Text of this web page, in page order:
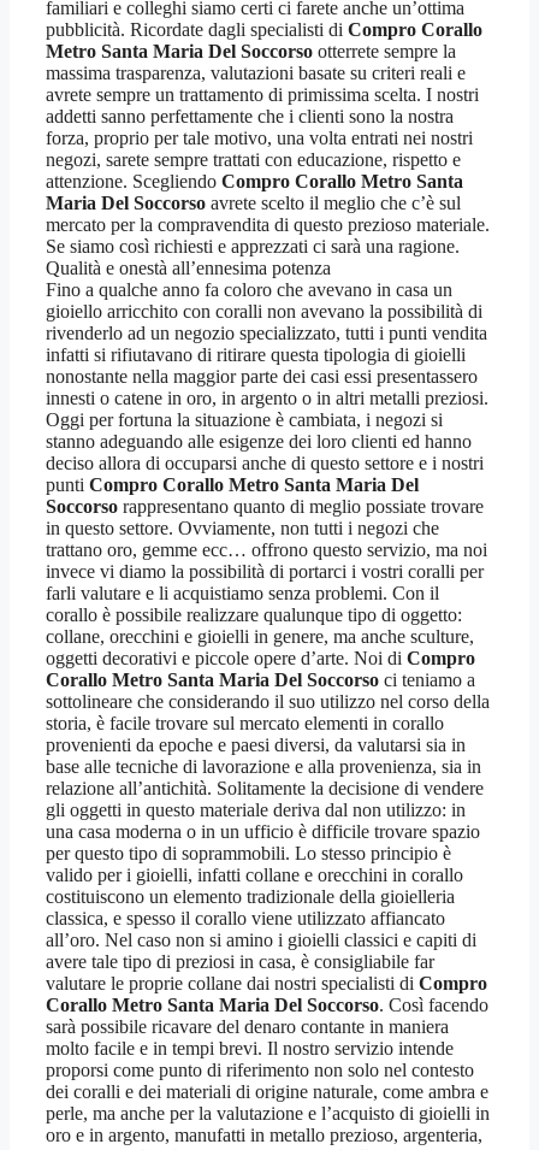
familiari e colleghi siamo certi ci farete anche un’ottima
pubblicità. Ricordate dagli specialisti di Compro Corallo
Metro Santa Maria Del Soccorso otterrete sempre la
massima trasparenza, valutazioni basate su criteri reali e
avrete sempre un trattamento di primissima scelta. I nostri
addetti sanno perfettamente che i clienti sono la nostra
forza, proprio per tale motivo, una volta entrati nei nostri
negozi, sarete sempre trattati con educazione, rispetto e
attenzione. Scegliendo Compro Corallo Metro Santa
Maria Del Soccorso avrete scelto il meglio che c’è sul
mercato per la compravendita di questo prezioso materiale.
Se siamo così richiesti e apprezzati ci sarà una ragione.
Qualità e onestà all’ennesima potenza
Fino a qualche anno fa coloro che avevano in casa un
gioiello arricchito con coralli non avevano la possibilità di
rivenderlo ad un negozio specializzato, tutti i punti vendita
infatti si rifiutavano di ritirare questa tipologia di gioielli
nonostante nella maggior parte dei casi essi presentassero
innesti o catene in oro, in argento o in altri metalli preziosi.
Oggi per fortuna la situazione è cambiata, i negozi si
stanno adeguando alle esigenze dei loro clienti ed hanno
deciso allora di occuparsi anche di questo settore e i nostri
punti Compro Corallo Metro Santa Maria Del
Soccorso rappresentano quanto di meglio possiate trovare
in questo settore. Ovviamente, non tutti i negozi che
trattano oro, gemme ecc… offrono questo servizio, ma noi
invece vi diamo la possibilità di portarci i vostri coralli per
farli valutare e li acquistiamo senza problemi. Con il
corallo è possibile realizzare qualunque tipo di oggetto:
collane, orecchini e gioielli in genere, ma anche sculture,
oggetti decorativi e piccole opere d’arte. Noi di Compro
Corallo Metro Santa Maria Del Soccorso ci teniamo a
sottolineare che considerando il suo utilizzo nel corso della
storia, è facile trovare sul mercato elementi in corallo
provenienti da epoche e paesi diversi, da valutarsi sia in
base alle tecniche di lavorazione e alla provenienza, sia in
relazione all’antichità. Solitamente la decisione di vendere
gli oggetti in questo materiale deriva dal non utilizzo: in
una casa moderna o in un ufficio è difficile trovare spazio
per questo tipo di soprammobili. Lo stesso principio è
valido per i gioielli, infatti collane e orecchini in corallo
costituiscono un elemento tradizionale della gioielleria
classica, e spesso il corallo viene utilizzato affiancato
all’oro. Nel caso non si amino i gioielli classici e capiti di
avere tale tipo di preziosi in casa, è consigliabile far
valutare le proprie collane dai nostri specialisti di Compro
Corallo Metro Santa Maria Del Soccorso. Così facendo
sarà possibile ricavare del denaro contante in maniera
molto facile e in tempi brevi. Il nostro servizio intende
proporsi come punto di riferimento non solo nel contesto
dei coralli e dei materiali di origine naturale, come ambra e
perle, ma anche per la valutazione e l’acquisto di gioielli in
oro e in argento, manufatti in metallo prezioso, argenteria,